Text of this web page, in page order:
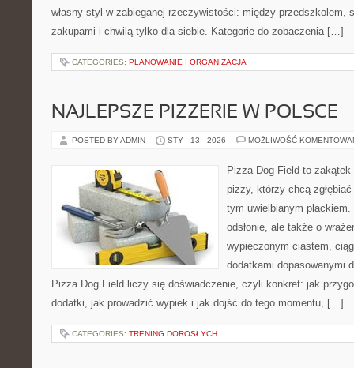
własny styl w zabieganej rzeczywistości: między przedszkolem,
zakupami i chwilą tylko dla siebie. Kategorie do zobaczenia […]
CATEGORIES: PLANOWANIE I ORGANIZACJA
NAJLEPSZE PIZZERIE W POLSCE
POSTED BY ADMIN STY - 13 - 2026 MOŻLIWOŚĆ
Pizza Dog Field to zakątek
pizzy, którzy chcą
tym uwielbianym
odsłonie, ale także o
wypieczonym ciastem,
dodatkami dopasowanymi
Pizza Dog Field liczy się doświadczenie, czyli konkret: jak
dodatki, jak prowadzić wypiek i jak dojść do tego momentu, […]
CATEGORIES: TRENING DOROSŁYCH